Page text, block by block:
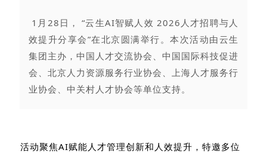
1月28日， “云生AI智赋人效 2026人才招聘与人
效提升分享会”在北京圆满举行。本次活动由云生
集团主办，中国人才交流协会、中国国际科技促进
会、北京人力资源服务行业协会、上海人才服务行
业协会、中关村人才协会等单位支持。
活动聚焦AI赋能人才管理创新和人效提升， 特邀多位